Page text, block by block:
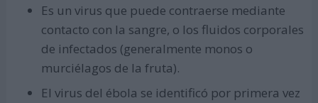
Es un virus que puede contraerse mediante
contacto con la sangre, o los fluidos corporales
de infectados (generalmente monos o
murciélagos de la fruta).
El virus del ébola se identificó por primera vez